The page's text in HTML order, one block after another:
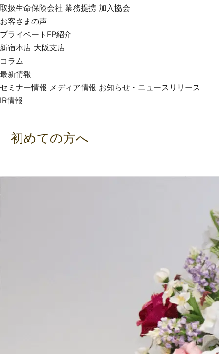
取扱生命保険会社 業務提携 加入協会
お客さまの声
プライベートFP紹介
新宿本店 大阪支店
コラム
最新情報
セミナー情報 メディア情報 お知らせ・ニュースリリース
IR情報
初めての方へ